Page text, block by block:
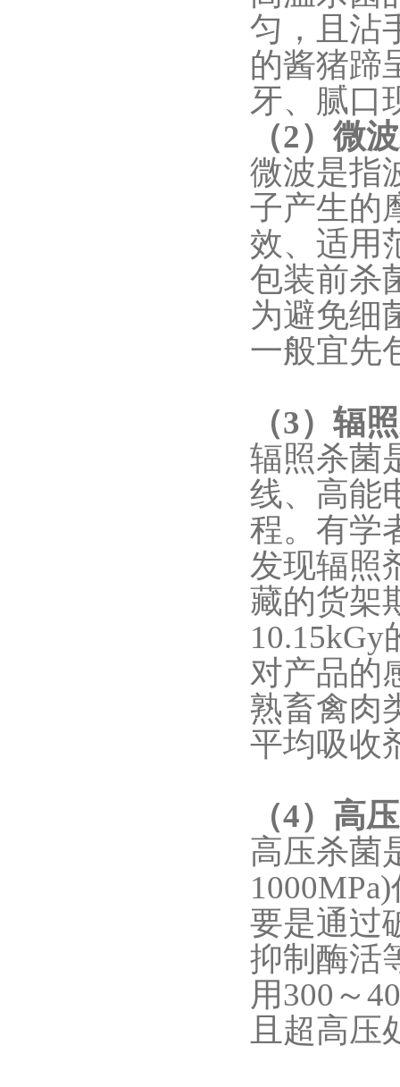
匀，且沾
的酱猪蹄
牙、腻口
（2）微
微波是指
子产生的
效、适用
包装前杀
为避免细
一般宜先
（3）辐
辐照杀菌
线、高能
程。有学
发现辐照
藏的货架
对产品的
熟畜禽肉
平均吸收
（4）高
高压杀菌
要是通过
抑制酶活
用300～
且超高压